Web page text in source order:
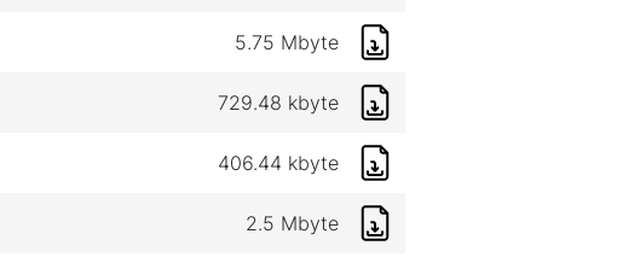
5.75 Mbyte
729.48 kbyte
406.44 kbyte
2.5 Mbyte